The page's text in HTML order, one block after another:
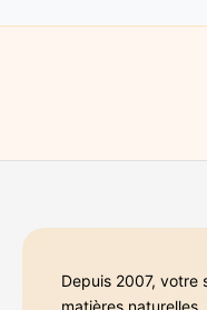
Depuis 2007, votre
matières